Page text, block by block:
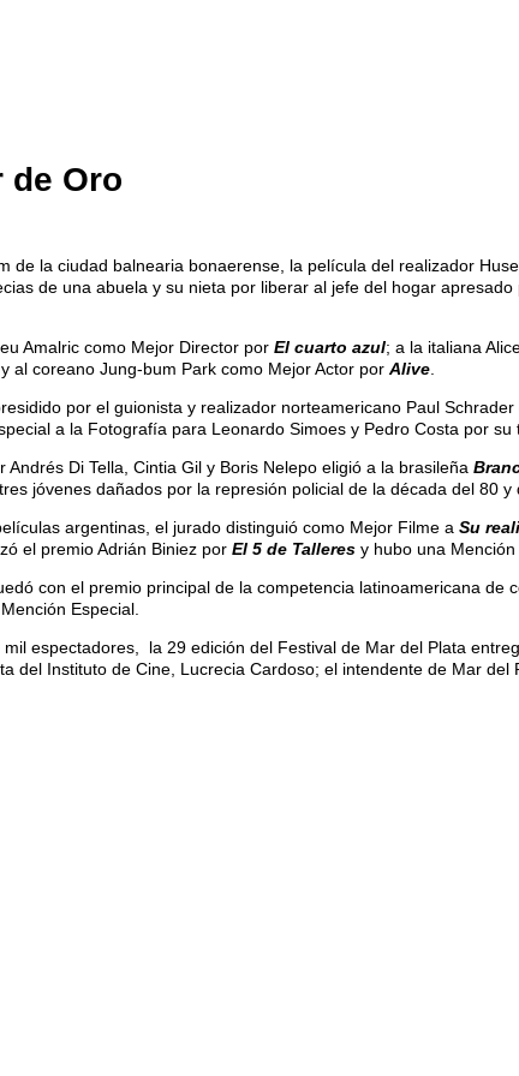
de Oro
de la ciudad balnearia bonaerense, la película del realizador
de una abuela y su nieta por liberar al jefe del hogar
Amalric como Mejor Director por El cuarto azul; a la italiana
y al coreano Jung-bum Park como Mejor Actor por Alive
por el guionista y realizador norteamericano Paul
a la Fotografía para Leonardo Simoes y Pedro Costa por su
Di Tella, Cintia Gil y Boris Nelepo eligió a la brasileña
jóvenes dañados por la represión policial de la década del 80
argentinas, el jurado distinguió como Mejor Filme a Su
el premio Adrián Biniez por El 5 de Talleres y hubo una
con el premio principal de la competencia latinoamericana de
Especial.
espectadores, la 29 edición del Festival de Mar del Plata
del Instituto de Cine, Lucrecia Cardoso; el intendente de Mar